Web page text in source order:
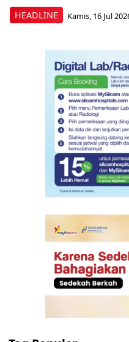
HEADLINE Kamis, 16 Jul